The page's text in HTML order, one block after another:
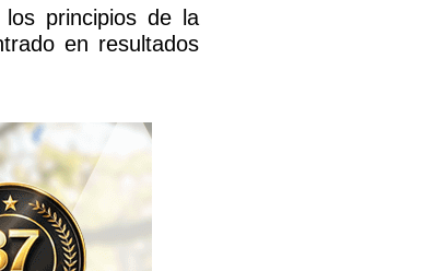
principios de la
en resultados